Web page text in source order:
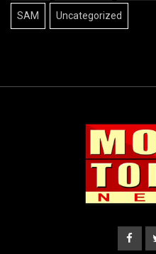
SAM Uncategorized